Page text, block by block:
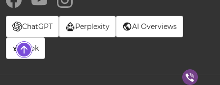
ChatGPT Perplexity AI Overviews
Grok